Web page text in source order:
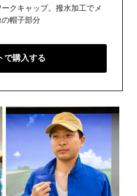
クキャップ。撥水加工でメ
帽子部分
で購入する